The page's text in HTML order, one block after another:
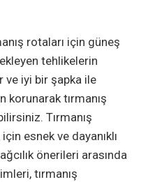
rotaları için güneş
tehlikelerin
ve iyi bir şapka ile
korunarak tırmanış
Tırmanış
esnek ve dayanıklı
önerileri arasında
tırmanış